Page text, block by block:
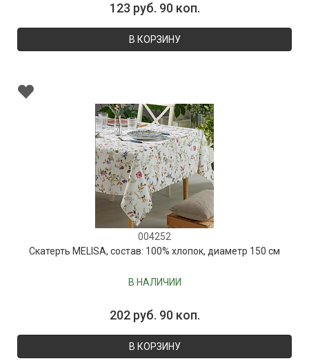
123 руб. 90 коп.
В КОРЗИНУ
004252
Скатерть MELISA, состав: 100% хлопок, диаметр 150 см
В НАЛИЧИИ
202 руб. 90 коп.
В КОРЗИНУ